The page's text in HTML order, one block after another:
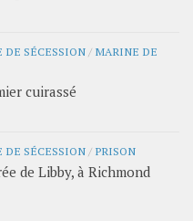
DE SÉCESSION / MARINE DE
cuirassé
DE SÉCESSION / PRISON
de Libby, à Richmond